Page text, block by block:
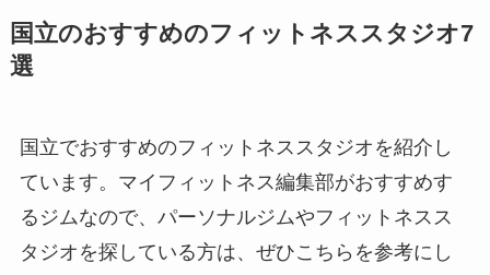
国立のおすすめのフィットネススタジオ7
選
国立でおすすめのフィットネススタジオを紹介し
ています。マイフィットネス編集部がおすすめす
るジムなので、パーソナルジムやフィットネスス
タジオを探している方は、ぜひこちらを参考にし